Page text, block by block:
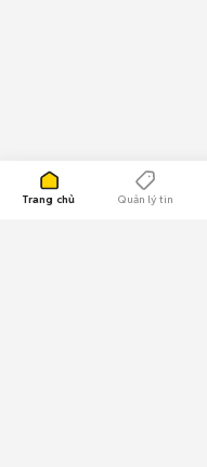
Trang chủ Quản lý tin